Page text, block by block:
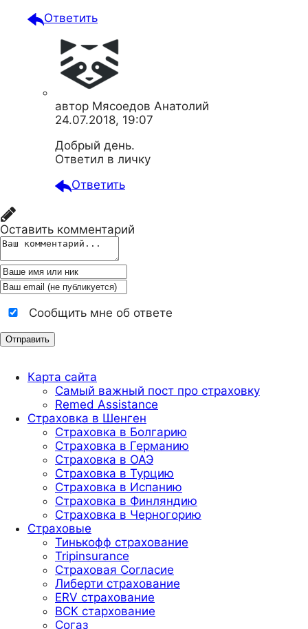
Ответить
автор Мясоедов Анатолий
24.07.2018, 19:07
Добрый день.
Ответил в личку
Ответить
Оставить комментарий
Сообщить мне об ответе
Карта сайта
Самый важный пост про страховку
Remed Assistance
Страховка в Шенген
Страховка в Болгарию
Страховка в Германию
Страховка в ОАЭ
Страховка в Турцию
Страховка в Испанию
Страховка в Финляндию
Страховка в Черногорию
Страховые
Тинькофф страхование
Tripinsurance
Страховая Согласие
Либерти страхование
ERV страхование
ВСК стархование
Согаз